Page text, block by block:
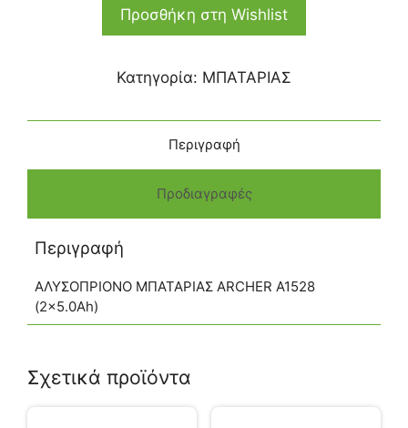
Προσθήκη στη Wishlist
Κατηγορία: ΜΠΑΤΑΡΙΑΣ
Περιγραφή
Προδιαγραφές
Περιγραφή
ΑΛΥΣΟΠΡΙΟΝΟ ΜΠΑΤΑΡΙΑΣ ARCHER Α1528
(2×5.0Ah)
Σχετικά προϊόντα